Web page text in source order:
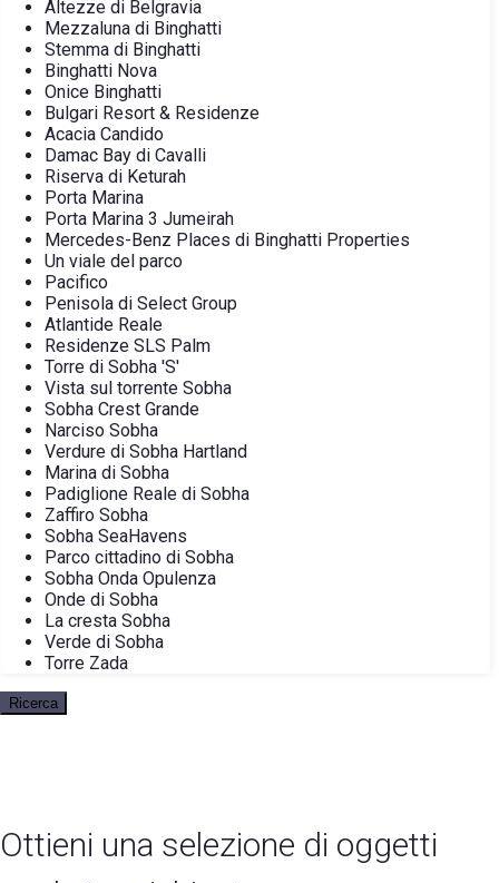
Altezze di Belgravia
Mezzaluna di Binghatti
Stemma di Binghatti
Binghatti Nova
Onice Binghatti
Bulgari Resort & Residenze
Acacia Candido
Damac Bay di Cavalli
Riserva di Keturah
Porta Marina
Porta Marina 3 Jumeirah
Mercedes-Benz Places di Binghatti Properties
Un viale del parco
Pacifico
Penisola di Select Group
Atlantide Reale
Residenze SLS Palm
Torre di Sobha 'S'
Vista sul torrente Sobha
Sobha Crest Grande
Narciso Sobha
Verdure di Sobha Hartland
Marina di Sobha
Padiglione Reale di Sobha
Zaffiro Sobha
Sobha SeaHavens
Parco cittadino di Sobha
Sobha Onda Opulenza
Onde di Sobha
La cresta Sobha
Verde di Sobha
Torre Zada
Ricerca
Ottieni una selezione di oggetti